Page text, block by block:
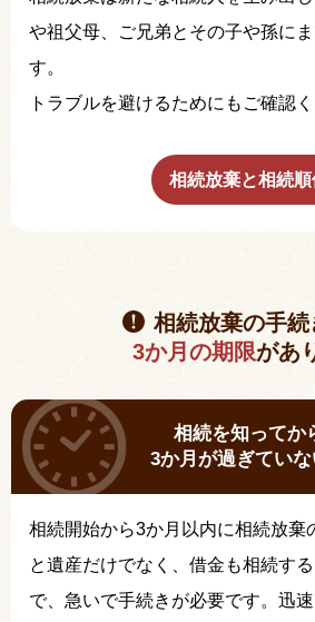
や祖父母、ご兄弟とその子や孫に
す。
トラブルを避けるためにもご確認
相続放棄と相続順
相続放棄の手続
3か月の期限があ
相続を知ってか
3か月が過ぎてい
相続開始から3か月以内に相続放棄
と遺産だけでなく、借金も相続す
で、急いで手続きが必要です。迅